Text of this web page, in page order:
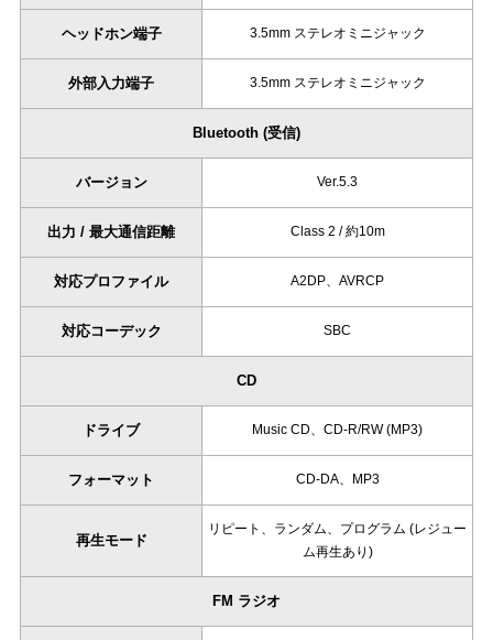
ヘッドホン端子 3.5mm ステレオミニジャック
外部入力端子 3.5mm ステレオミニジャック
Bluetooth (受信)
バージョン Ver.5.3
出力 / 最大通信距離 Class 2 / 約10m
対応プロファイル A2DP、AVRCP
対応コーデック SBC
CD
ドライブ Music CD、CD-R/RW (MP3)
フォーマット CD-DA、MP3
再生モード
リピート、ランダム、プログラム (レジュー
ム再生あり)
FM ラジオ